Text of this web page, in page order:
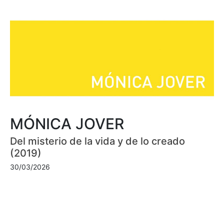
MÓNICA JOVER
Del misterio de la vida y de lo creado
(2019)
30/03/2026